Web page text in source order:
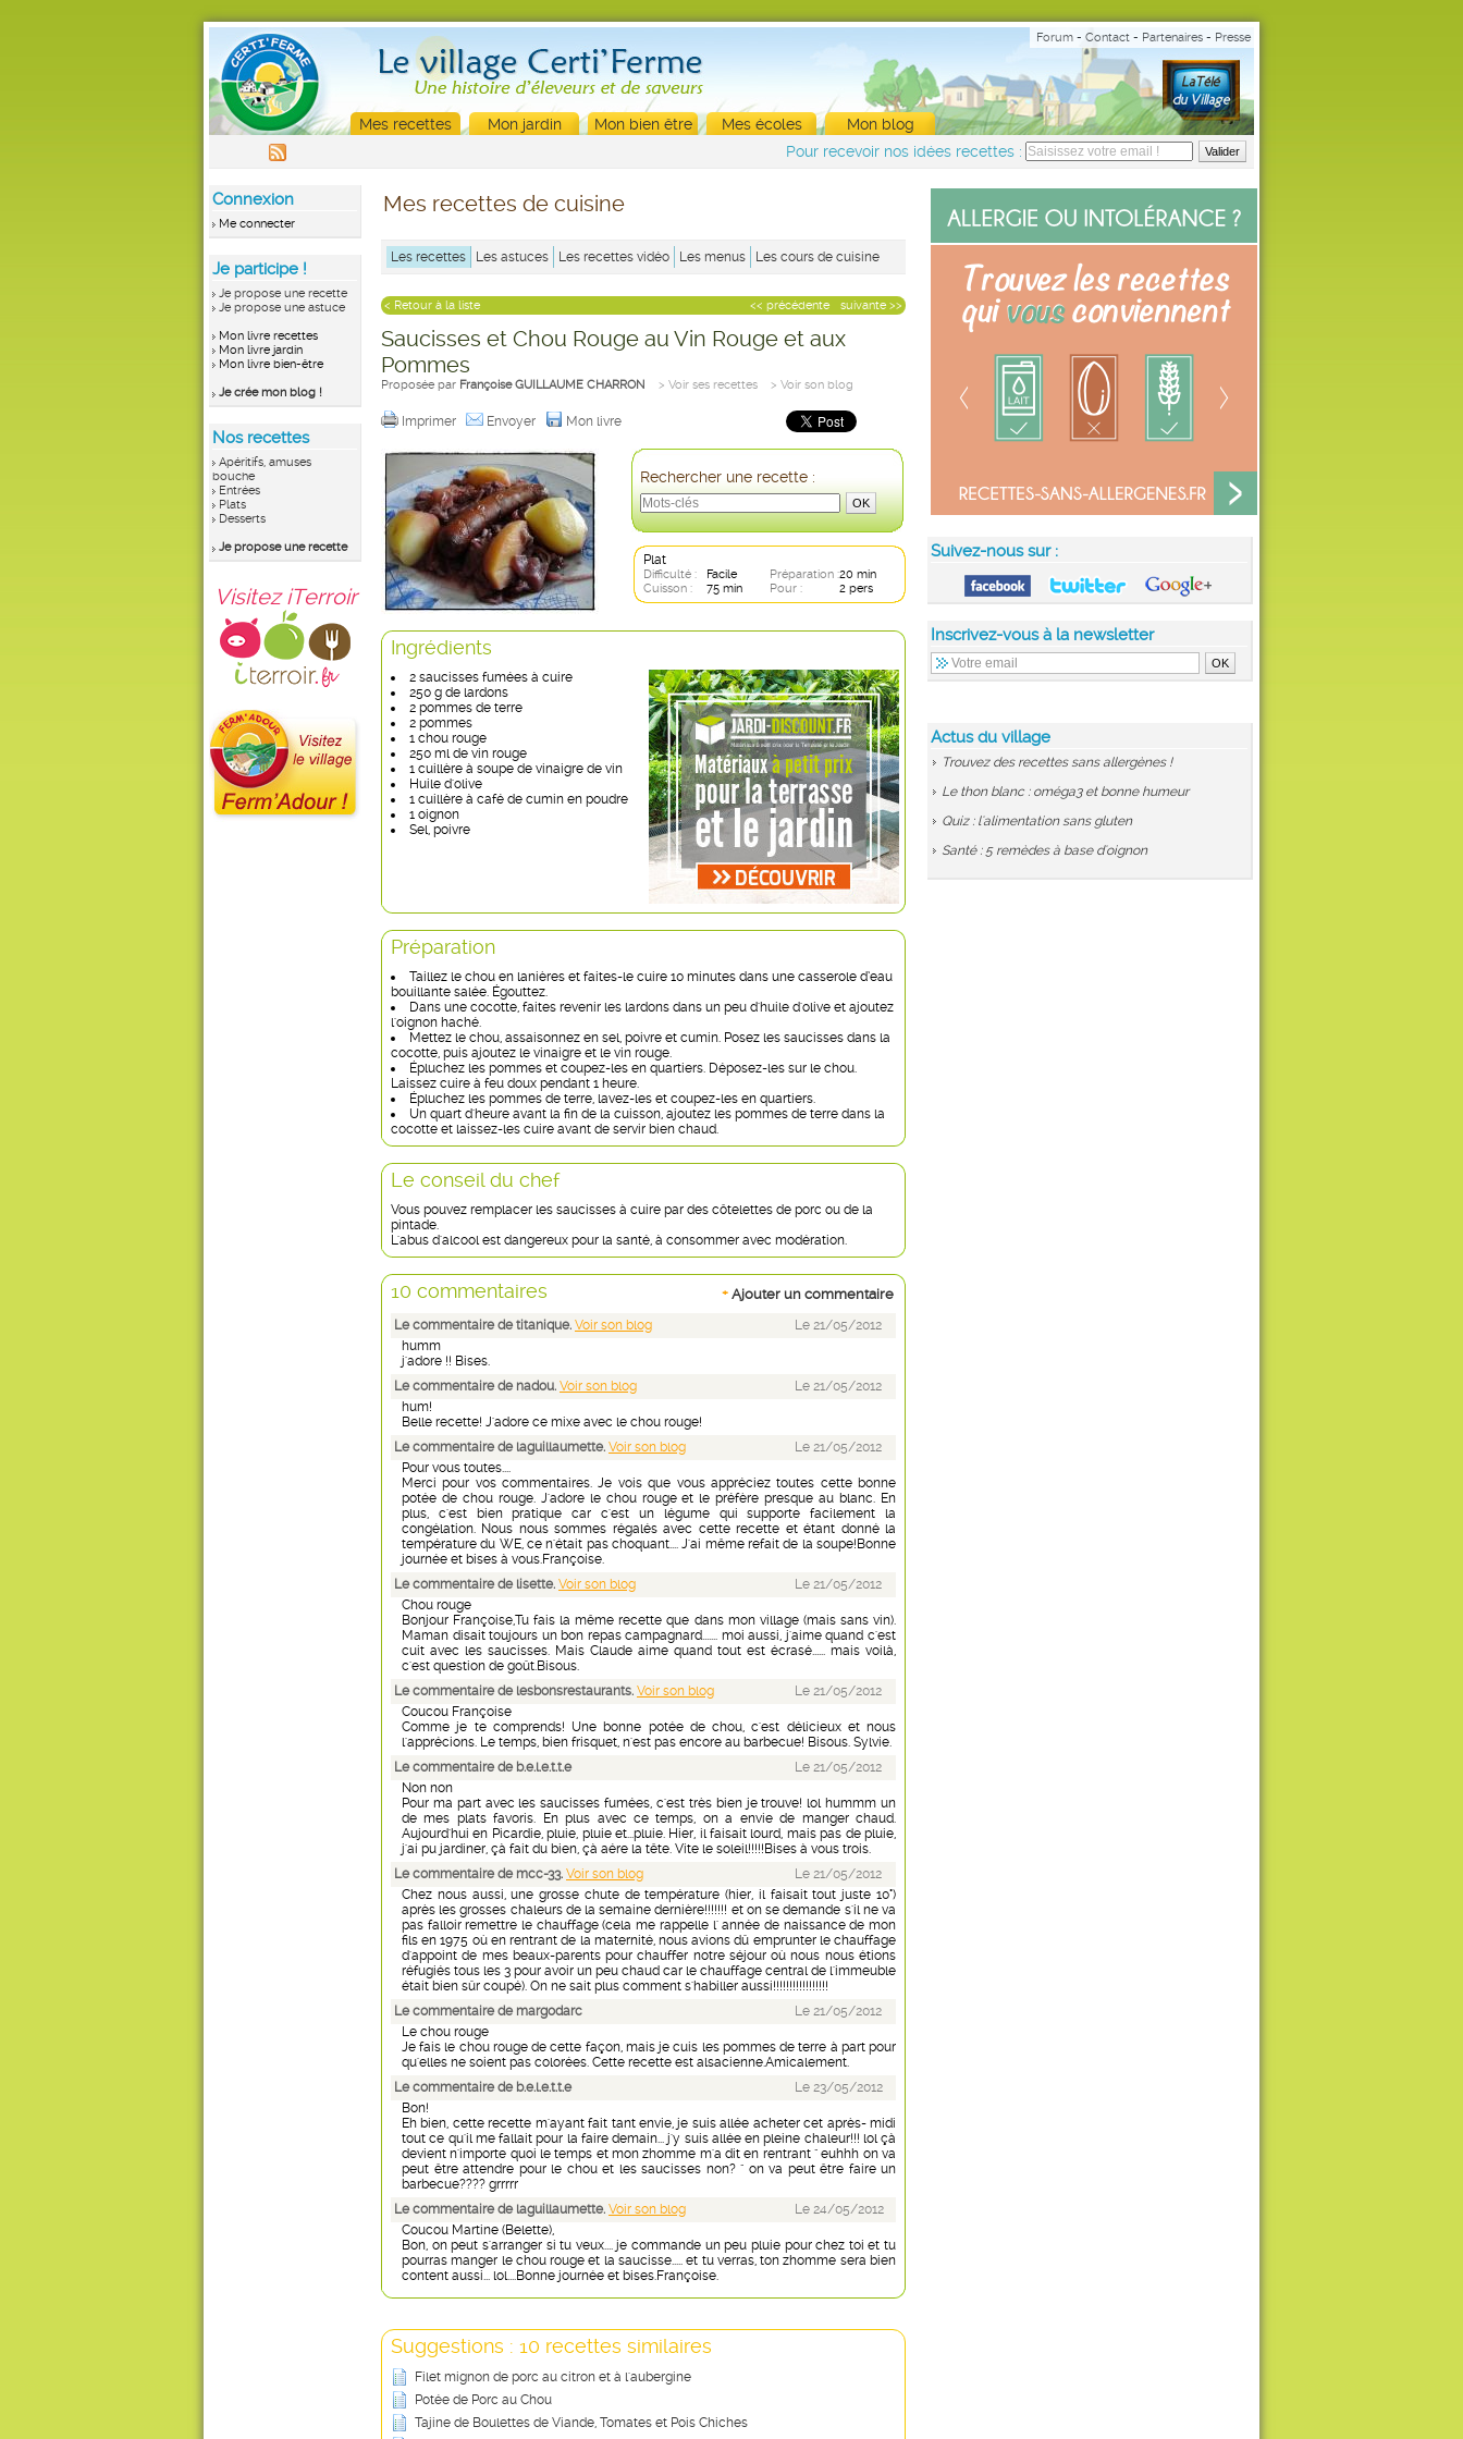
Forum - Contact - Partenaires - Presse
Mes recettes Mon jardin Mon bien être Mes écoles
Mon blog
Pour recevoir nos idées recettes :
Connexion
Me connecter
Je participe !
Je propose une recette
Je propose une astuce
Mon livre recettes
Mon livre jardin
Mon livre bien-être
Je crée mon blog !
Nos recettes
Apéritifs, amuses
bouche
Entrées
Plats
Desserts
Je propose une recette
Visitez iTerroir
Suivez-nous sur :
Inscrivez-vous à la newsletter
Actus du village
Trouvez des recettes sans allergènes !
Le thon blanc : oméga3 et bonne humeur
Quiz : l'alimentation sans gluten
Santé : 5 remèdes à base d'oignon
Mes recettes de cuisine
Les recettes Les astuces Les recettes vidéo Les menus Les cours de cuisine
suivante >>
<< précédente
< Retour à la liste
Saucisses et Chou Rouge au Vin Rouge et aux
Pommes
Proposée par Françoise GUILLAUME CHARRON > Voir ses recettes > Voir son blog
Imprimer Envoyer Mon livre
Rechercher une recette :
Plat
Difficulté : Facile Préparation :20 min
Cuisson :
75 min Pour : 2 pers
Ingrédients
2 saucisses fumées à cuire
250 g de lardons
2 pommes de terre
2 pommes
1 chou rouge
250 ml de vin rouge
1 cuillère à soupe de vinaigre de vin
Huile d'olive
1 cuillère à café de cumin en poudre
1 oignon
Sel, poivre
Préparation
Taillez le chou en lanières et faites-le cuire 10 minutes dans une casserole d’eau
bouillante salée. Égouttez.
Dans une cocotte, faites revenir les lardons dans un peu d'huile d'olive et ajoutez
l'oignon haché.
Mettez le chou, assaisonnez en sel, poivre et cumin. Posez les saucisses dans la
cocotte, puis ajoutez le vinaigre et le vin rouge.
Épluchez les pommes et coupez-les en quartiers. Déposez-les sur le chou.
Laissez cuire à feu doux pendant 1 heure.
Épluchez les pommes de terre, lavez-les et coupez-les en quartiers.
Un quart d'heure avant la fin de la cuisson, ajoutez les pommes de terre dans la
cocotte et laissez-les cuire avant de servir bien chaud.
Le conseil du chef
Vous pouvez remplacer les saucisses à cuire par des côtelettes de porc ou de la
pintade.
L'abus d'alcool est dangereux pour la santé, à consommer avec modération.
+ Ajouter un commentaire
10 commentaires
Le commentaire de titanique. Voir son blog
Le 21/05/2012
humm
j'adore !! Bises.
Le commentaire de nadou. Voir son blog
Le 21/05/2012
hum!
Belle recette! J'adore ce mixe avec le chou rouge!
Le commentaire de laguillaumette. Voir son blog
Le 21/05/2012
Pour vous toutes....
Merci pour vos commentaires. Je vois que vous appréciez toutes cette bonne
potée de chou rouge. J'adore le chou rouge et le préfère presque au blanc. En
plus, c'est bien pratique car c'est un légume qui supporte facilement la
congélation. Nous nous sommes régalés avec cette recette et étant donné la
température du WE, ce n'était pas choquant.... J'ai même refait de la soupe!Bonne
journée et bises à vous.Françoise.
Le commentaire de lisette. Voir son blog
Le 21/05/2012
Chou rouge
Bonjour Françoise,Tu fais la même recette que dans mon village (mais sans vin).
Maman disait toujours un bon repas campagnard....... moi aussi, j'aime quand c'est
cuit avec les saucisses. Mais Claude aime quand tout est écrasé...... mais voilà,
c'est question de goût.Bisous.
Le commentaire de lesbonsrestaurants. Voir son blog
Le 21/05/2012
Coucou Françoise
Comme je te comprends! Une bonne potée de chou, c'est délicieux et nous
l'apprécions. Le temps, bien frisquet, n'est pas encore au barbecue! Bisous. Sylvie.
Le commentaire de b.e.l.e.t.t.e
Le 21/05/2012
Non non
Pour ma part avec les saucisses fumées, c'est très bien je trouve! lol hummm un
de mes plats favoris. En plus avec ce temps, on a envie de manger chaud.
Aujourd'hui en Picardie, pluie, pluie et...pluie. Hier, il faisait lourd, mais pas de pluie,
j'ai pu jardiner, çà fait du bien, çà aére la tête. Vite le soleil!!!!!Bises à vous trois.
Le commentaire de mcc-33. Voir son blog
Le 21/05/2012
Chez nous aussi, une grosse chute de température (hier, il faisait tout juste 10°)
après les grosses chaleurs de la semaine dernière!!!!!!! et on se demande s'il ne va
pas falloir remettre le chauffage (cela me rappelle l' année de naissance de mon
fils en 1975 où en rentrant de la maternité, nous avions dû emprunter le chauffage
d'appoint de mes beaux-parents pour chauffer notre séjour où nous nous étions
réfugiés tous les 3 pour avoir un peu chaud car le chauffage central de l'immeuble
était bien sûr coupé). On ne sait plus comment s'habiller aussi!!!!!!!!!!!!!!!!!
Le commentaire de margodarc
Le 21/05/2012
Le chou rouge
Je fais le chou rouge de cette façon, mais je cuis les pommes de terre à part pour
qu'elles ne soient pas colorées. Cette recette est alsacienne.Amicalement.
Le commentaire de b.e.l.e.t.t.e
Le 23/05/2012
Bon!
Eh bien, cette recette m'ayant fait tant envie, je suis allée acheter cet après- midi
tout ce qu'il me fallait pour la faire demain... j'y suis allée en pleine chaleur!!! lol çà
devient n'importe quoi le temps et mon zhomme m'a dit en rentrant " euhhh on va
peut être attendre pour le chou et les saucisses non? " on va peut être faire un
barbecue???? grrrrr
Le commentaire de laguillaumette. Voir son blog
Le 24/05/2012
Coucou Martine (Belette),
Bon, on peut s'arranger si tu veux.... je commande un peu pluie pour chez toi et tu
pourras manger le chou rouge et la saucisse..... et tu verras, ton zhomme sera bien
content aussi... lol....Bonne journée et bises.Françoise.
Suggestions : 10 recettes similaires
Filet mignon de porc au citron et à l'aubergine
Potée de Porc au Chou
Tajine de Boulettes de Viande, Tomates et Pois Chiches